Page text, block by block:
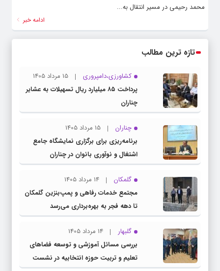
محمد رحیمی در مسیر انتقال به...
ادامه خبر
تازه ترین مطالب
کشاورزی،دامپروری
15 مرداد 1405
پرداخت ۸۵ میلیارد ریال تسهیلات به عشایر
چناران
چناران
15 مرداد 1405
برنامه‌ریزی برای برگزاری نمایشگاه جامع
اشتغال و نوآوری بانوان در چناران
گلمکان
14 مرداد 1405
مجتمع خدمات رفاهی و پمپ‌بنزین گلمکان
تا دهه فجر به بهره‌برداری می‌رسد
گلبهار
14 مرداد 1405
بررسی مسائل آموزشی و توسعه فضاهای
تعلیم و تربیت حوزه انتخابیه در نشست